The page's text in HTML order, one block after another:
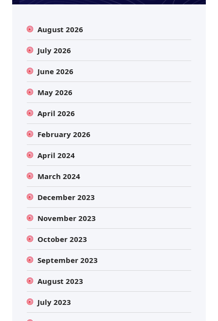
August 2026
July 2026
June 2026
May 2026
April 2026
February 2026
April 2024
March 2024
December 2023
November 2023
October 2023
September 2023
August 2023
July 2023